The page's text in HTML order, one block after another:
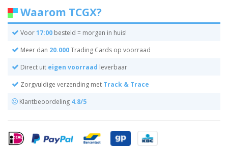
Waarom TCGX?
Voor17:00 besteld = morgen in huis!
Meer dan 20.000Trading Cards op voorraad
Direct uit eigen voorraad leverbaar
Zorgvuldige verzending met Track & Trace
Klantbeoordeling 4.8/5